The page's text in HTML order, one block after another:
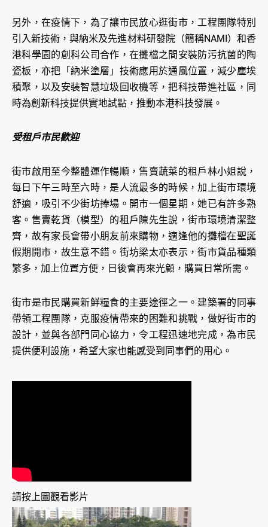
另外，在疫情下，為了讓市民放心逛街市，工程團隊特別
引入新技術，與納米及先進材料研發院（簡稱NAMI）和香
港科學園的創科公司合作，在攤檔之間安裝防污抗菌的陶
瓷板，亦把「納米塗層」技術應用於通風位置，減少塵埃
積聚，以及安裝智慧垃圾回收機等，把科技帶進社區，同
時為創新科技提供實地試點，推動本港科技發展。
受租戶市民歡迎
街市啟用至今整體運作暢順，售賣蔬菜的租戶林小姐說，
每日下午三時至六時，是人流最多的時候，加上街市環境
舒適，吸引不少街坊捧場。開市一個星期，她已有許多熟
客。售賣乾貨（模型）的租戶陳先生說，街市環境清潔整
齊，故有家長會帶小朋友前來購物，適逢他的攤檔在聖誕
假期開市，故生意不錯。街坊梁太亦表示，街市貨品種類
繁多，加上位置方便，日後會再來光顧，購買日常所需。
街市是市民購買新鮮糧食的主要途徑之一。建築署的同事
帶領工程團隊，克服疫情帶來的困難和挑戰，做好街市的
設計，並與各部門同心協力，令工程迅速地完成，為市民
提供便利設施，希望大家也能感受到同事們的用心。
請按上圖觀看影片